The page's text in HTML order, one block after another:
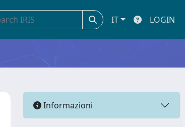
IT LOGIN
Informazioni